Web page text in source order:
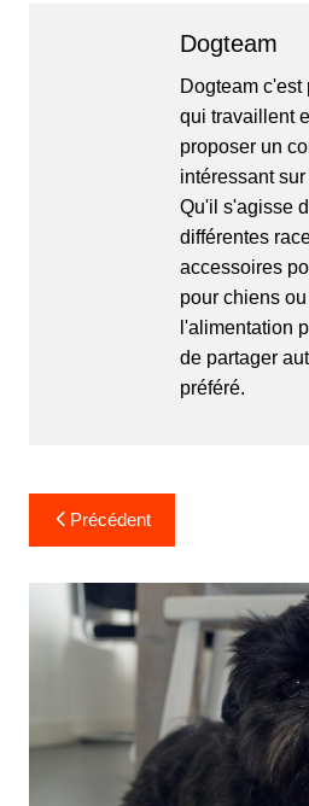
Dogteam
Dogteam
qui travaillent
proposer un
intéressant
Qu'il s'agisse
différentes
accessoires
pour chiens
l'alimentation
de partager
préféré.
Navigation
de
l’article
Précédent